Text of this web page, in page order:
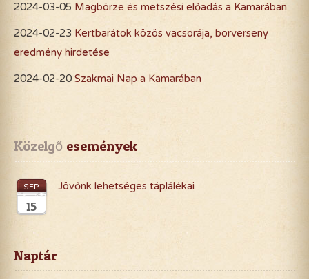
2024-03-05 Magbörze és metszési előadás a Kamarában
2024-02-23 Kertbarátok közös vacsorája, borverseny
eredmény hirdetése
2024-02-20 Szakmai Nap a Kamarában
Közelgő események
SEP
15
Jövőnk lehetséges táplálékai
Naptár